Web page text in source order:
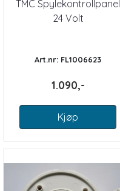
TMC Spylekontrollpanel
24 Volt
Art.nr: FL1006623
1.090,-
Kjøp